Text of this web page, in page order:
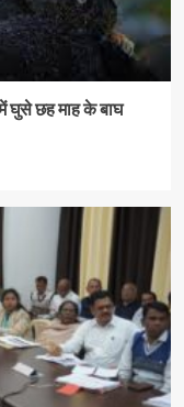
घुसे छह माह के बाघ